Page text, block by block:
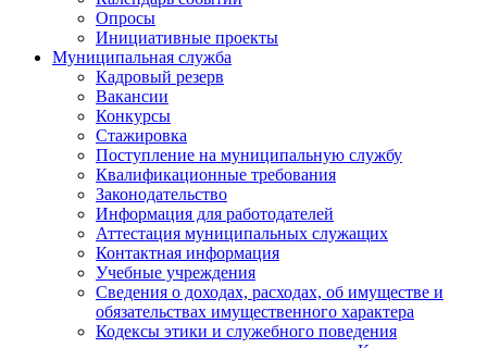
Опросы
Инициативные проекты
Муниципальная служба
Кадровый резерв
Вакансии
Конкурсы
Стажировка
Поступление на муниципальную службу
Квалификационные требования
Законодательство
Информация для работодателей
Аттестация муниципальных служащих
Контактная информация
Учебные учреждения
Сведения о доходах, расходах, об имуществе и
обязательствах имущественного характера
Кодексы этики и служебного поведения